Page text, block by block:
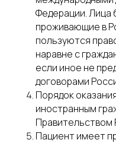
Федерации. Лица
проживающие в
пользуются
наравне с
если иное не
договорами
Порядок
иностранным
Правительством
Пациент имеет